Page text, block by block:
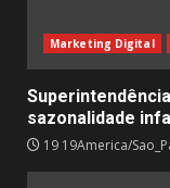
Marketing Digital
sazonalidade
19 19America/